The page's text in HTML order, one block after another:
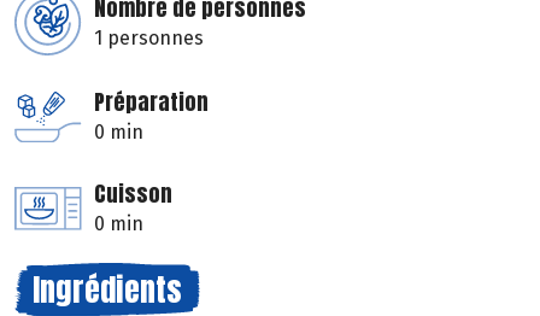
Nombre de personnes
1 personnes
Préparation
0 min
Cuisson
0 min
Ingrédients